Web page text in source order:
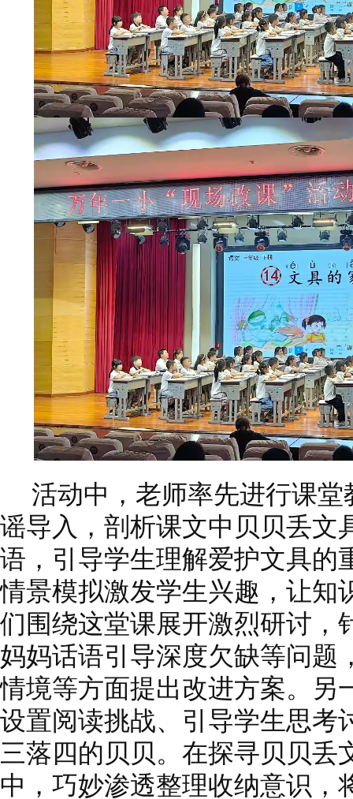
活动中，老师率先进行课
谣导入，剖析课文中贝贝丢文
语，引导学生理解爱护文具的
情景模拟激发学生兴趣，让知
们围绕这堂课展开激烈研讨，
妈妈话语引导深度欠缺等问题
情境等方面提出改进方案。另
设置阅读挑战、引导学生思考
三落四的贝贝。在探寻贝贝丢
中，巧妙渗透整理收纳意识，